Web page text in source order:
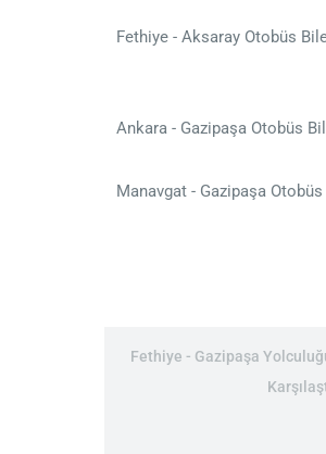
Fethiye - Aksaray Otobüs
Ankara - Gazipaşa Otobüs
Manavgat - Gazipaşa
Fethiye - Gazipaşa